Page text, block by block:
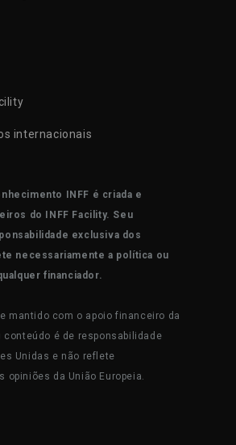
internacionais
INFF é criada e
do INFF Facility. Seu
exclusiva dos
necessariamente a política ou
financiador.
mantido com o apoio financeiro da
conteúdo é de responsabilidade
Unidas e não reflete
opiniões da União Europeia.